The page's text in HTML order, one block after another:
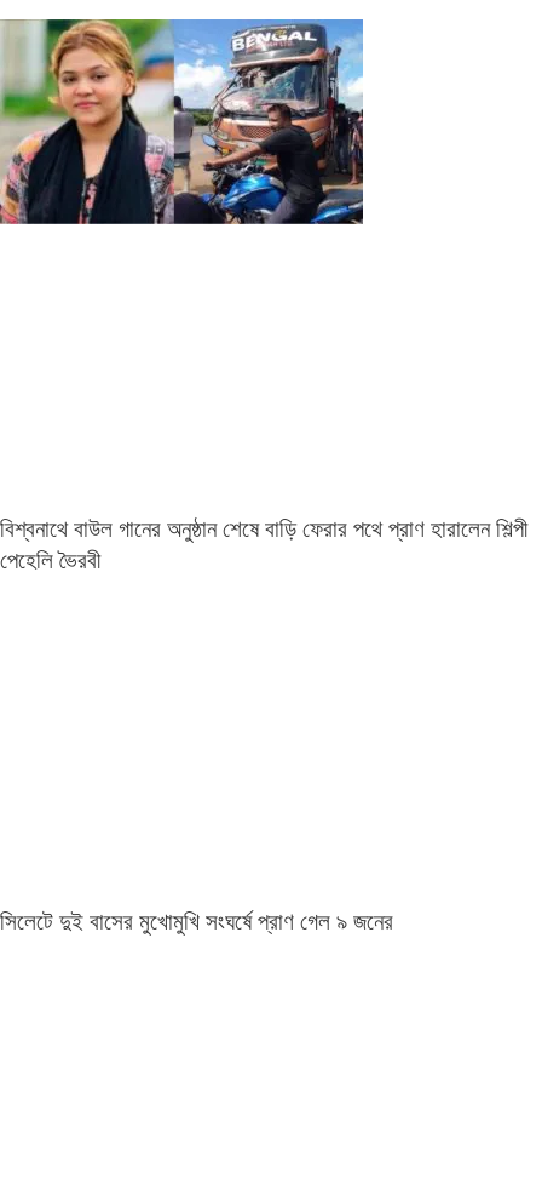
বিশ্বনাথে বাউল গানের অনুষ্ঠান শেষে বাড়ি ফেরার পথে প্রাণ হারালেন শিল্পী
পেহেলি ভৈরবী
সিলেটে দুই বাসের মুখোমুখি সংঘর্ষে প্রাণ গেল ৯ জনের